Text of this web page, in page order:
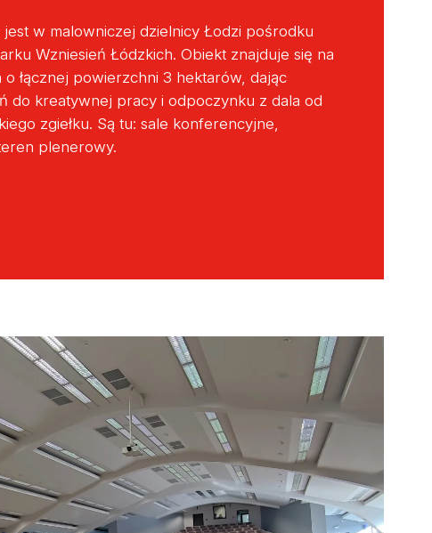
jest w malowniczej dzielnicy Łodzi pośrodku
Wzniesień Łódzkich. Obiekt znajduje się na
łącznej powierzchni 3 hektarów, dając
do kreatywnej pracy i odpoczynku z dala od
zgiełku. Są tu: sale konferencyjne,
plenerowy.